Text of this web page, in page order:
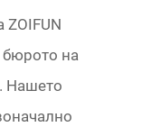
на
Нашето